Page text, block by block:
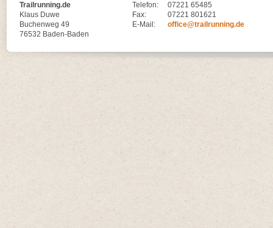
Trailrunning.de
Klaus Duwe
Buchenweg 49
76532 Baden-Baden
Telefon:
07221 65485
Fax:
07221 801621
E-Mail:
office@trailrunning.de